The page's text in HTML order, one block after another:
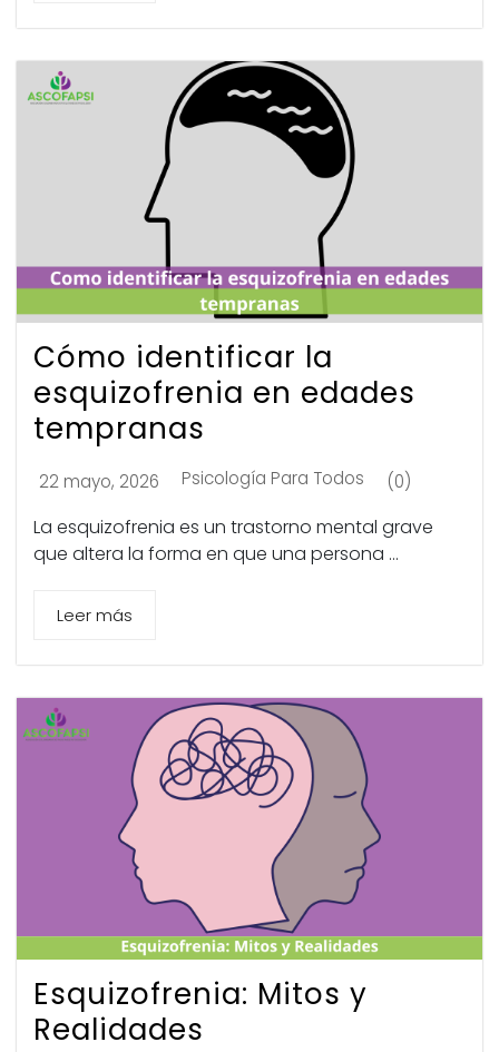
Cómo identificar la
esquizofrenia en edades
tempranas
22 mayo, 2026 Psicología Para Todos (0)
La esquizofrenia es un trastorno mental grave
que altera la forma en que una persona ...
Leer más
Esquizofrenia: Mitos y
Realidades